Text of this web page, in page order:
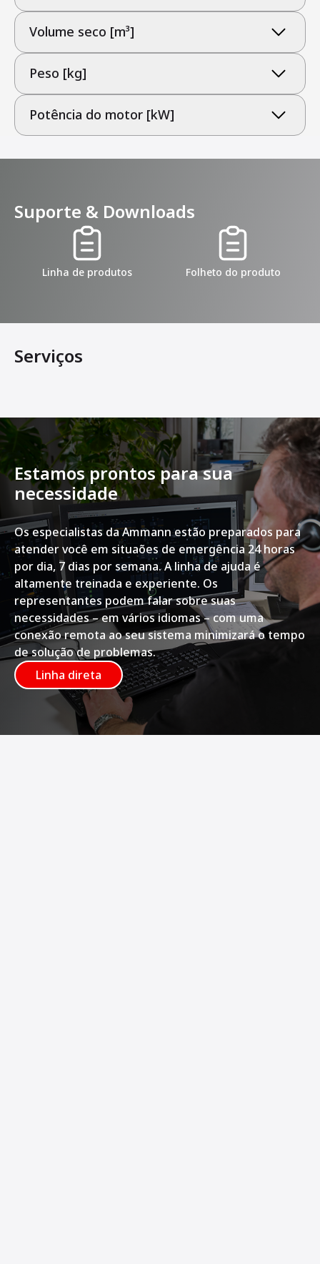
Volume seco [m³]
Peso [kg]
Potência do motor [kW]
Suporte & Downloads
Linha de produtos Folheto do produto
Serviços
Estamos prontos para sua
necessidade
Os especialistas da Ammann estão preparados para
atender você em situaões de emergência 24 horas
por dia, 7 dias por semana. A linha de ajuda é
altamente treinada e experiente. Os
representantes podem falar sobre suas
necessidades – em vários idiomas – com uma
conexão remota ao seu sistema minimizará o tempo
de solução de problemas.
Linha direta